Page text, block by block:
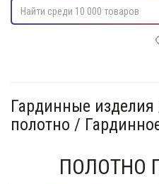
Гардинные
полотно /
ПОЛОТНО